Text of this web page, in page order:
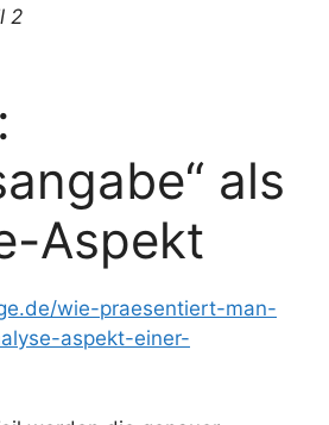
2
als
Aspekt
wie-praesentiert-man-
aspekt-einer-